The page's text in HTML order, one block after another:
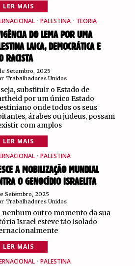
LER MAIS
· PALESTINA · TEORIA
DO LEMA POR UMA
LAICA, DEMOCRÁTICA E
RACISTA
Setembro, 2025
Trabalhadores Unidos
substituir o Estado de
por um único Estado
onde todos os seus
árabes ou judeus, possam
com amplos
LER MAIS
· PALESTINA
A MOBILIZAÇÃO MUNDIAL
O GENOCÍDIO ISRAELITA
Setembro, 2025
Trabalhadores Unidos
nenhum outro momento da sua
Israel esteve tão isolado
LER MAIS
· PALESTINA